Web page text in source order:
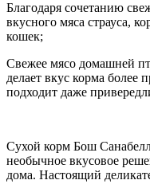
Благодаря сочетанию
вкусного мяса страуса,
кошек;
Свежее мясо домашней
делает вкус корма более
подходит даже
Сухой корм Бош
необычное вкусовое
дома. Настоящий